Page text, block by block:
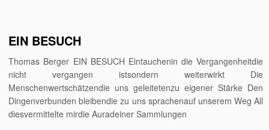
EIN BESUCH
Thomas Berger EIN BESUCH Eintauchenin die Vergangenheitdie
nicht vergangen istsondern weiterwirkt Die
Menschenwertschätzendie uns geleitetenzu eigener Stärke Den
Dingenverbunden bleibendie zu uns sprachenauf unserem Weg All
diesvermittelte mirdie Auradeiner Sammlungen